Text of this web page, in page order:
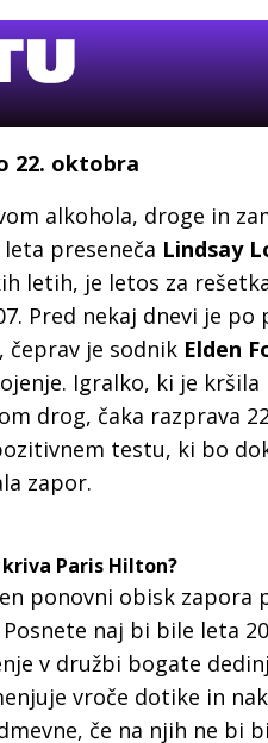
22. oktobra
alkohola, droge in
preseneča Lindsay
letih, je letos za
Pred nekaj dnevi je po
čeprav je sodnik Elden
Igralko, ki je
drog, čaka razprava
testu, ki bo
zapor.
Paris Hilton?
ponovni obisk
naj bi bile leta
v družbi bogate
vroče dotike in
če na njih ne bi